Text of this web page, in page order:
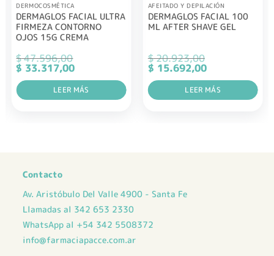
DERMOCOSMÉTICA
DERMAGLOS FACIAL ULTRA
FIRMEZA CONTORNO
OJOS 15G CREMA
$47.596,00
El
precio
original
era:
$ 47.596,00.
$ 33.317,00El
precio
actual
es:
$ 33.317,00.
LEER MÁS
AFEITADO Y DEPILACIÓN
DERMAGLOS FACIAL 100
ML AFTER SHAVE GEL
$20.923,00
El
precio
original
era:
$ 20.923,00.
$ 15.692,00El
precio
actual
es:
$ 15.692,00.
LEER MÁS
Contacto
Av. Aristóbulo Del Valle 4900 - Santa Fe
Llamadas al 342 653 2330
WhatsApp al +54 342 5508372
info@farmaciapacce.com.ar